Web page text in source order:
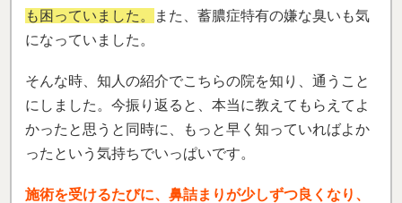
も困っていました。
また、蓄膿症特有の嫌な臭いも気
になっていました。
そんな時、知人の紹介でこちらの院を知り、通うこと
にしました。今振り返ると、本当に教えてもらえてよ
かったと思うと同時に、もっと早く知っていればよか
ったという気持ちでいっぱいです。
施術を受けるたびに、鼻詰まりが少しずつ良くなり、